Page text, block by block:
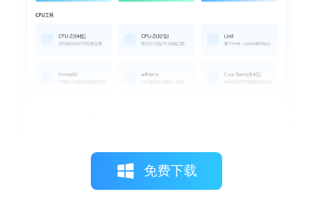
免费下载
月光下的猫
置流程，还让我能够迅速解决各种常见的打